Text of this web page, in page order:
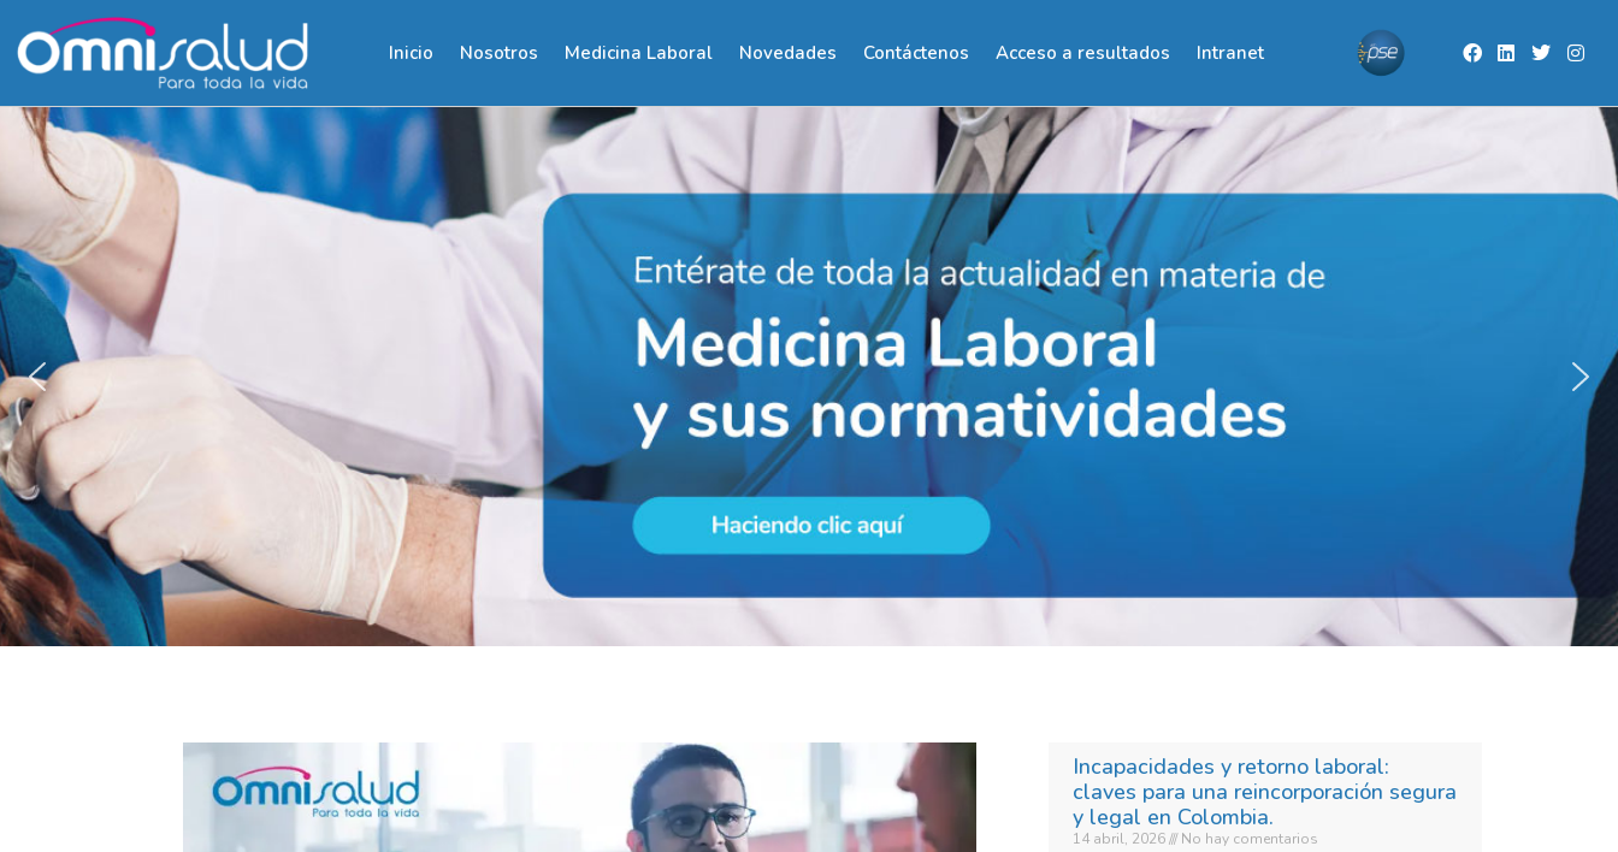
Inicio Nosotros Medicina Laboral Novedades Contáctenos Acceso a resultados Intranet
Incapacidades y retorno laboral:
claves para una reincorporación segura
y legal en Colombia.​
14 abril, 2026 No hay comentarios